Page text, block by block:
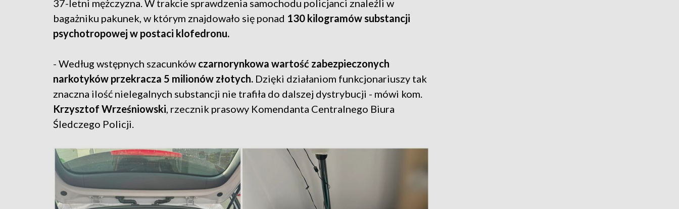
37-letni mężczyzna. W trakcie sprawdzenia samochodu policjanci znaleźli w
bagażniku pakunek, w którym znajdowało się ponad 130 kilogramów substancji
psychotropowej w postaci klofedronu.
- Według wstępnych szacunków czarnorynkowa wartość zabezpieczonych
narkotyków przekracza 5 milionów złotych. Dzięki działaniom funkcjonariuszy tak
znaczna ilość nielegalnych substancji nie trafiła do dalszej dystrybucji - mówi kom.
Krzysztof Wrześniowski, rzecznik prasowy Komendanta Centralnego Biura
Śledczego Policji.